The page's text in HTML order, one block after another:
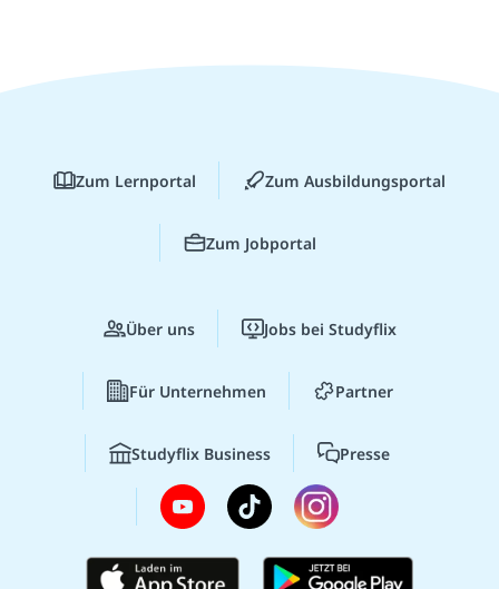
Zum Lernportal Zum Ausbildungsportal
Zum Jobportal
Über uns Jobs bei Studyflix
Für Unternehmen Partner
Studyflix Business Presse